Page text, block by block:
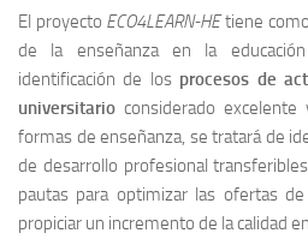
El proyecto ECO4LEARN-HEtiene
de la enseñanza en la
identificación de los procesos de
universitario considerado
formas de enseñanza, se tratará de
de desarrollo profesional
pautas para optimizar las ofertas
propiciar un incremento de la calidad